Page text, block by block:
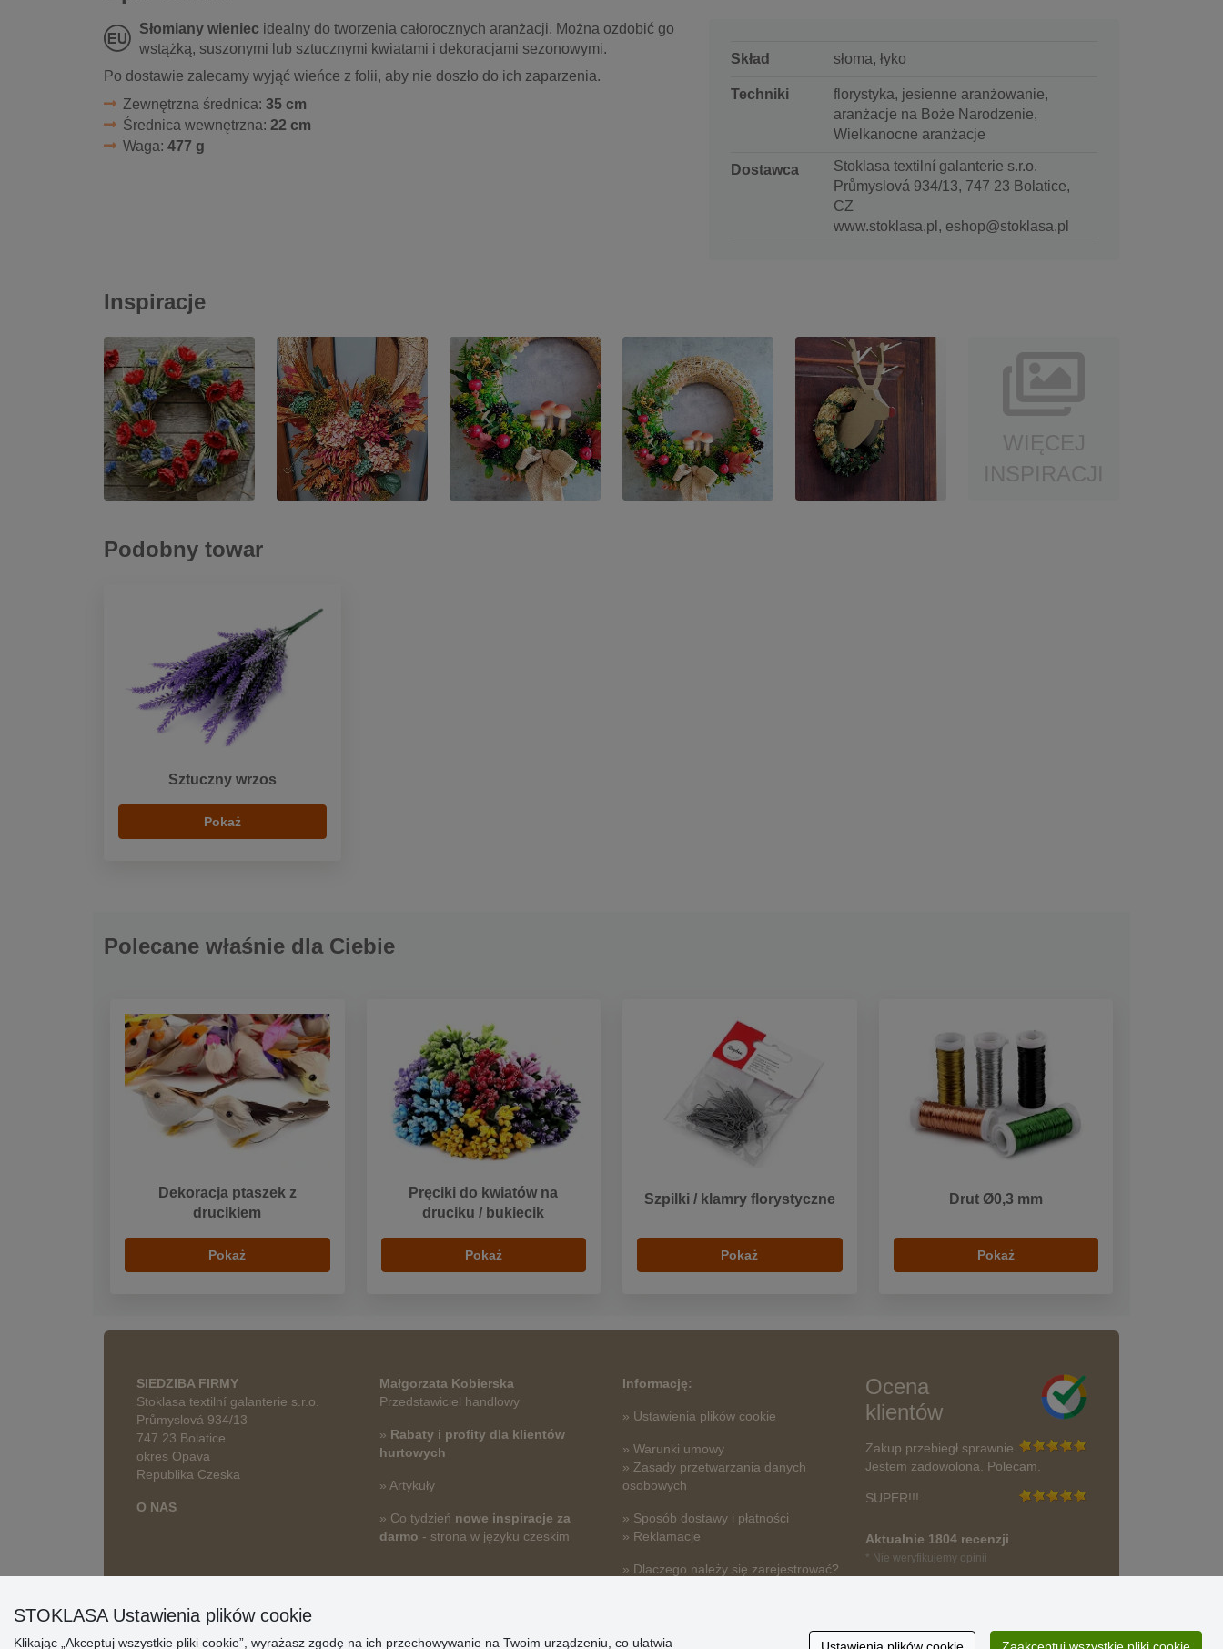
Słomiany wieniec idealny do tworzenia całorocznych aranżacji. Można ozdobić go
wstążką, suszonymi lub sztucznymi kwiatami i dekoracjami sezonowymi.
Po dostawie zalecamy wyjąć wieńce z folii, aby nie doszło do ich zaparzenia.
Zewnętrzna średnica: 35 cm
Średnica wewnętrzna: 22 cm
Waga: 477 g
Skład słoma, łyko
Techniki
florystyka, jesienne aranżowanie,
aranżacje na Boże Narodzenie,
Wielkanocne aranżacje
Dostawca
Stoklasa textilní galanterie s.r.o.
Průmyslová 934/13, 747 23 Bolatice,
CZ
www.stoklasa.pl, eshop@stoklasa.pl
Inspiracje
Podobny towar
Sztuczny wrzos
Pokaż
Polecane właśnie dla Ciebie
Dekoracja ptaszek z
drucikiem
Pokaż
Pręciki do kwiatów na
druciku / bukiecik
Pokaż
Szpilki / klamry florystyczne
Pokaż
Drut Ø0,3 mm
Pokaż
SIEDZIBA FIRMY
Stoklasa textilní galanterie s.r.o.
Průmyslová 934/13
747 23 Bolatice
okres Opava
Republika Czeska
O NAS
Małgorzata Kobierska
Przedstawiciel handlowy
» Rabaty i profity dla klientów
hurtowych
» Artykuły
» Co tydzień nowe inspiracje za
darmo - strona w języku czeskim
Informację:
» Ustawienia plików cookie
» Warunki umowy
» Zasady przetwarzania danych
osobowych
» Sposób dostawy i płatności
» Reklamacje
» Dlaczego należy się zarejestrować?
Ocena
klientów
Zakup przebiegł sprawnie.
Jestem zadowolona. Polecam.
SUPER!!!
Aktualnie 1804 recenzji
* Nie weryfikujemy opinii
STOKLASA Ustawienia plików cookie
Klikając „Akceptuj wszystkie pliki cookie”, wyrażasz zgodę na ich przechowywanie na Twoim urządzeniu, co ułatwia